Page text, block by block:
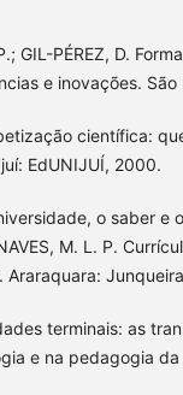
GIL-PÉREZ, D.
e inovações.
científica:
EdUNIJUÍ, 2000.
o saber e
M. L. P.
Araraquara:
terminais: as
e na pedagogia